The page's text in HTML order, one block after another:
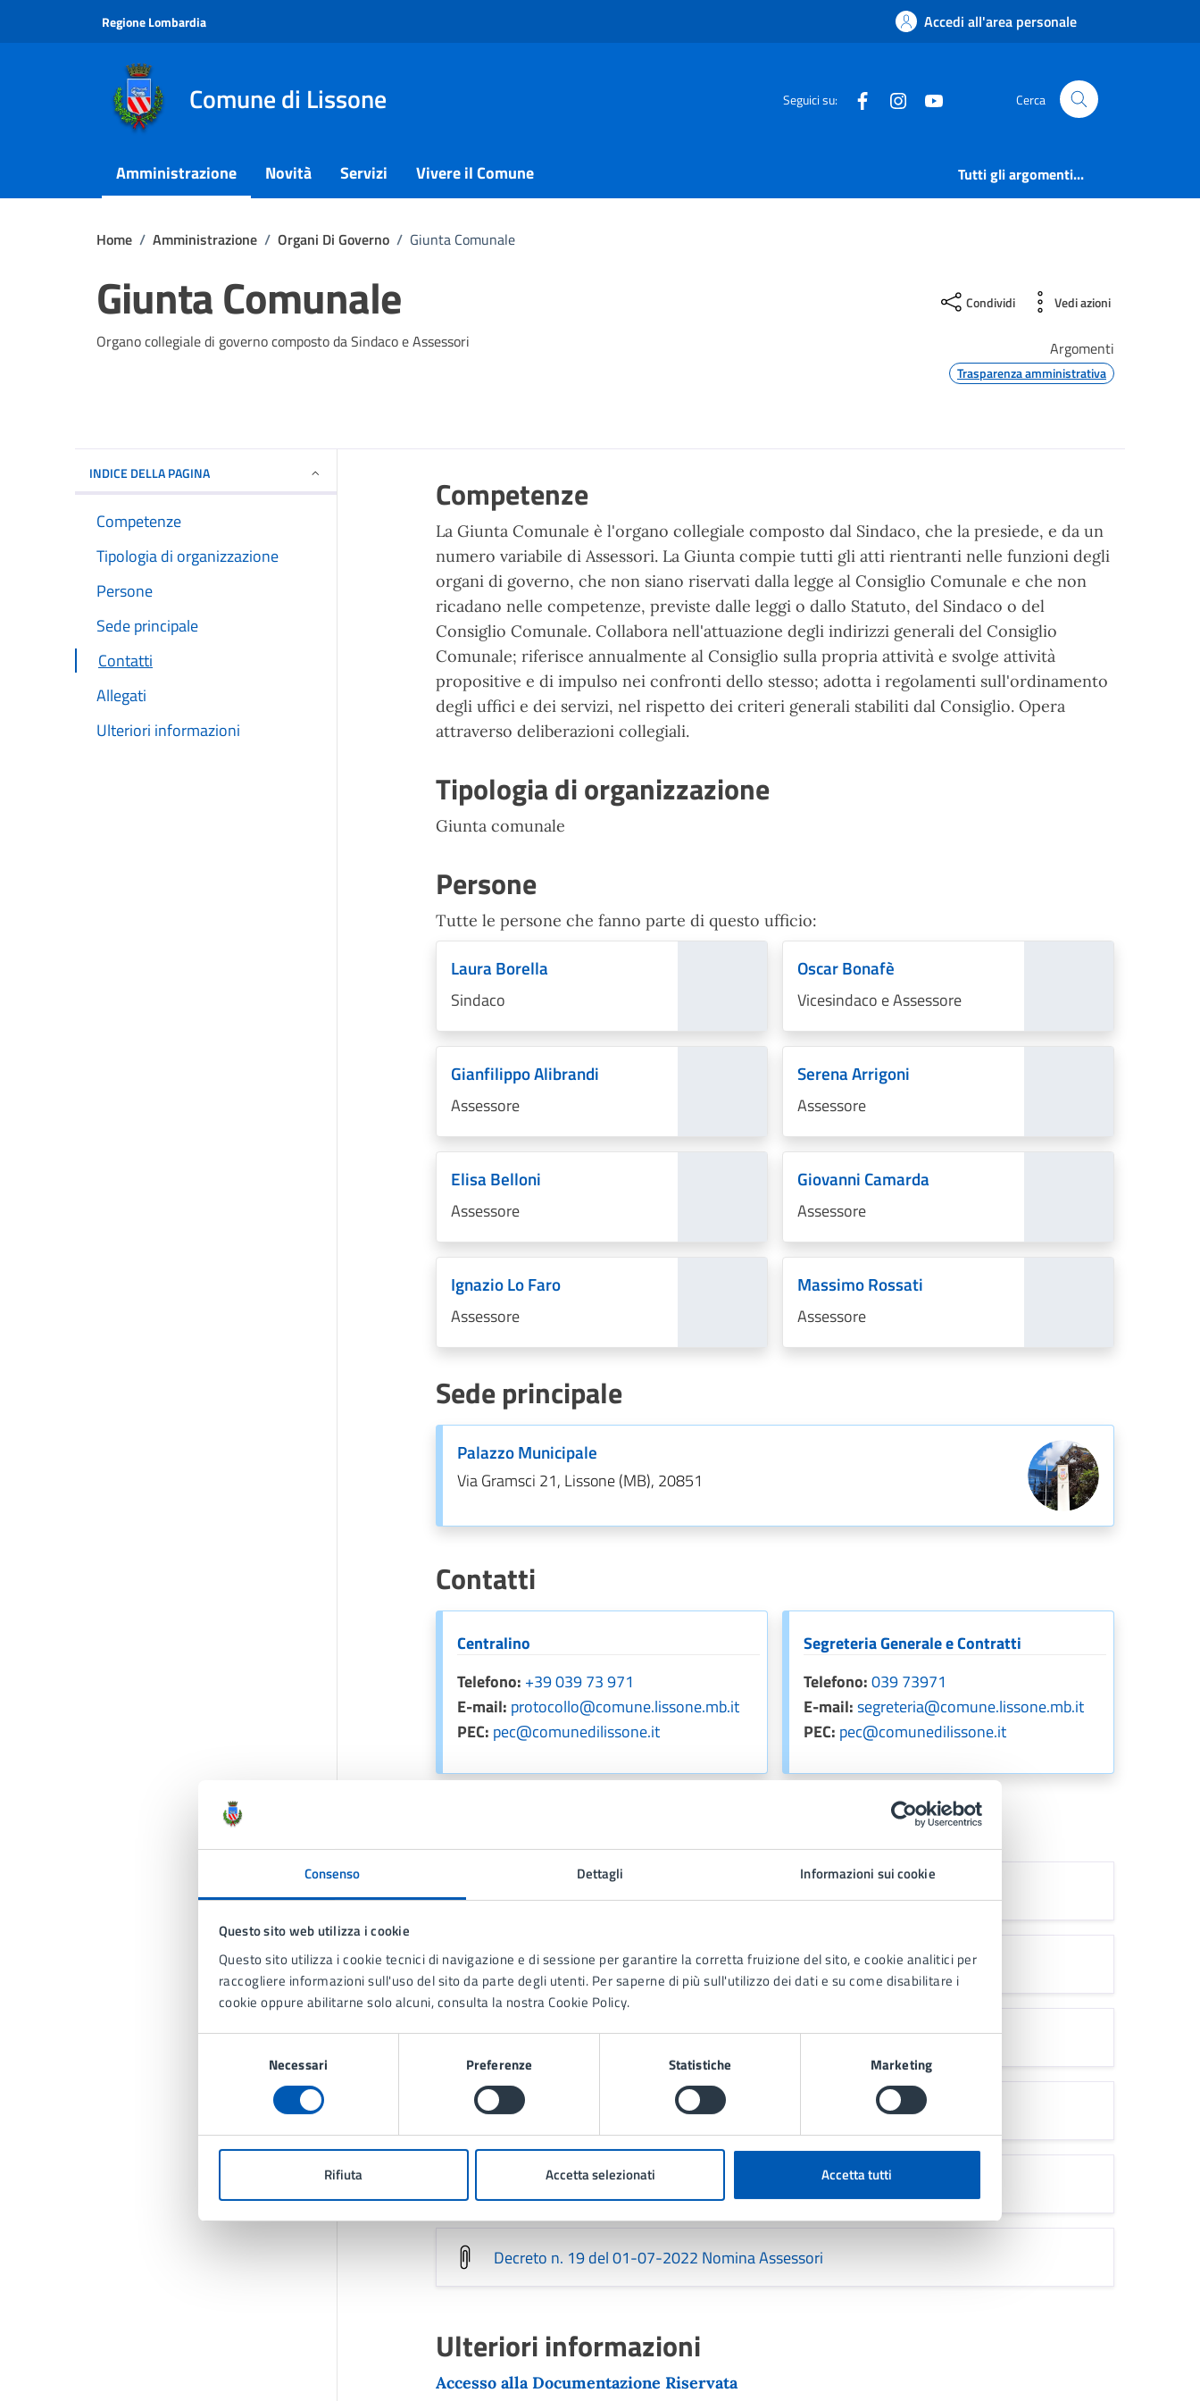
Consenso Dettagli Informazioni sui cookie
Questo sito web utilizza i cookie
Questo sito utilizza i cookie tecnici di navigazione e di sessione per garantire la corretta fruizione del sito, e cookie analitici per
raccogliere informazioni sull'uso del sito da parte degli utenti. Per saperne di più sull'utilizzo dei dati e su come disabilitare i
cookie oppure abilitarne solo alcuni, consulta la nostra Cookie Policy.
Necessari Preferenze Statistiche Marketing
Rifiuta Accetta selezionati Accetta tutti
Regione Lombardia Accedi all'area personale
Comune di Lissone Seguici su: FacebookInstagram Cerca
Amministrazione Novità Servizi Vivere il Comune Tutti gli argomenti...
Home / Amministrazione / Organi Di Governo / Giunta Comunale
Giunta Comunale
Organo collegiale di governo composto da Sindaco e Assessori
Condividi Vedi azioni
Argomenti
Trasparenza amministrativa
INDICE DELLA PAGINA
Competenze
Tipologia di organizzazione
Persone
Sede principale
Contatti
Allegati
Ulteriori informazioni
Competenze
La Giunta Comunale è l'organo collegiale composto dal Sindaco, che la presiede, e da un
numero variabile di Assessori. La Giunta compie tutti gli atti rientranti nelle funzioni degli
organi di governo, che non siano riservati dalla legge al Consiglio Comunale e che non
ricadano nelle competenze, previste dalle leggi o dallo Statuto, del Sindaco o del
Consiglio Comunale. Collabora nell'attuazione degli indirizzi generali del Consiglio
Comunale; riferisce annualmente al Consiglio sulla propria attività e svolge attività
propositive e di impulso nei confronti dello stesso; adotta i regolamenti sull'ordinamento
degli uffici e dei servizi, nel rispetto dei criteri generali stabiliti dal Consiglio. Opera
attraverso deliberazioni collegiali.
Tipologia di organizzazione
Giunta comunale
Persone
Tutte le persone che fanno parte di questo ufficio:
Laura Borella
Sindaco
Oscar Bonafè
Vicesindaco e Assessore
Gianfilippo Alibrandi
Assessore
Serena Arrigoni
Assessore
Elisa Belloni
Assessore
Giovanni Camarda
Assessore
Ignazio Lo Faro
Assessore
Massimo Rossati
Assessore
Sede principale
Palazzo Municipale
Via Gramsci 21, Lissone (MB), 20851
Contatti
Centralino
Telefono: +39 039 73 971
E-mail: protocollo@comune.lissone.mb.it
PEC: pec@comunedilissone.it
Segreteria Generale e Contratti
Telefono:039 73971
E-mail:segreteria@comune.lissone.mb.it
PEC: pec@comunedilissone.it
Decreto n. 20 del 04-10-2023 Revisione Deleghe Assessori
Decreto n. 15 del 18-07-2023 Nomina Assessore Alibrandi
Decreto n. 42 del 30-12-2022 Nomina Vicesindaco Camarda
Indennità Funzione 2022-2024
Decreto n. 19 del 01-07-2022 Nomina Assessori
Ulteriori informazioni
Accesso alla Documentazione Riservata